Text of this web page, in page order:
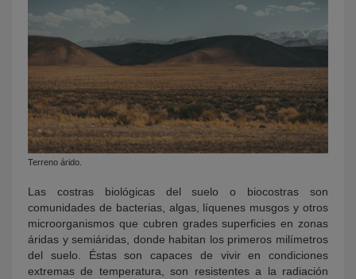
Terreno árido.
Las costras biológicas del suelo o biocostras son
comunidades de bacterias, algas, líquenes musgos y otros
microorganismos que cubren grades superficies en zonas
áridas y semiáridas, donde habitan los primeros milímetros
del suelo. Éstas son capaces de vivir en condiciones
extremas de temperatura, son resistentes a la radiación